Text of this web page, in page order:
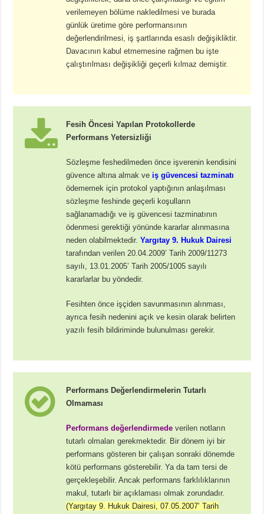
verilemeyen bölüme nakledilmesi ve burada
günlük üretime göre performansının
değerlendirilmesi, iş şartlarında esaslı değişikliktir.
Davacının kabul etmemesine rağmen bu işte
çalıştırılması değişikliği geçerli kılmaz demiştir.
Fesih Öncesi Yapılan Protokollerde
Performans Yetersizliği
Sözleşme feshedilmeden önce işverenin kendisini
güvence altına almak ve iş güvencesi tazminatı
ödememek için protokol yaptığının anlaşılması
sözleşme feshinde geçerli koşulların
sağlanamadığı ve iş güvencesi tazminatının
ödenmesi gerektiği yönünde kararlar alınmasına
neden olabilmektedir.Yargıtay 9. Hukuk Dairesi
tarafından verilen 20.04.2009’ Tarih 2009/11273
sayılı, 13.01.2005’ Tarih 2005/1005 sayılı
kararlarlar bu yöndedir.
Fesihten önce işçiden savunmasının alınması,
ayrıca fesih nedenini açık ve kesin olarak belirten
yazılı fesih bildiriminde bulunulması gerekir.
Performans Değerlendirmelerin Tutarlı
Olmaması
Performans değerlendirmede verilen notların
tutarlı olmaları gerekmektedir. Bir dönem iyi bir
performans gösteren bir çalışan sonraki dönemde
kötü performans gösterebilir. Ya da tam tersi de
gerçekleşebilir. Ancak performans farklılıklarının
makul, tutarlı bir açıklaması olmak zorundadır.
(Yargıtay 9. Hukuk Dairesi, 07.05.2007’ Tarih